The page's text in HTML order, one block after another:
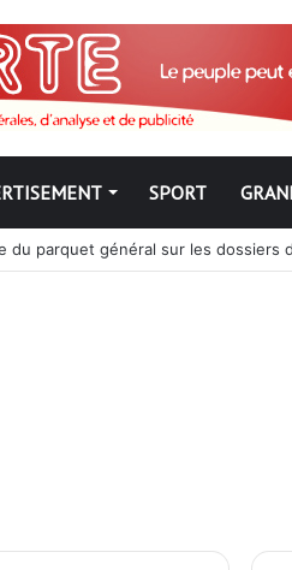
SPORT
parquet général sur les dossiers de